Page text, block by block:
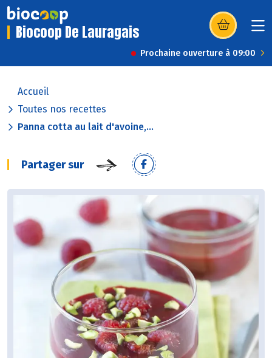
Biocoop De Lauragais (s’ouvre dans
Prochaine ouverture à 09:00
Accueil
Toutes nos recettes
Panna cotta au lait d'avoine,...
Partager sur